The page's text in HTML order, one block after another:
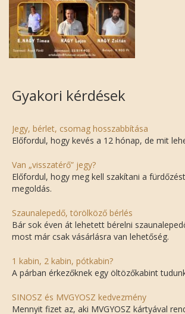
Gyakori kérdések
Jegy, bérlet, csomag hosszabbítása
Előfordul, hogy kevés a 12 hónap, de mit
Van „visszatérő” jegy?
Előfordul, hogy meg kell szakítani a
megoldás.
Szaunalepedő, törölköző bérlés
Bár sok éven át lehetett bérelni
most már csak vásárlásra van lehetőség.
1 kabin, 2 kabin, pótkabin?
A párban érkezőknek egy öltözőkabint
SINOSZ és MVGYOSZ kedvezmény
Mennyit fizet az, aki MVGYOSZ kártyával